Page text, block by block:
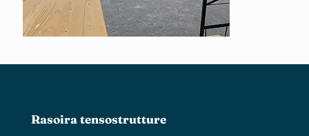
Rasoira tensostrutture